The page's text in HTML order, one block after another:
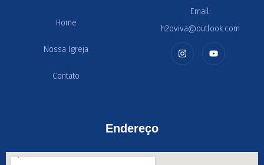
Home
Nossa Igreja
Contato
Email:
h2oviva@outlook.com
Endereço